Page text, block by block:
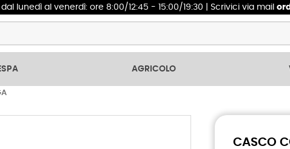
dal lunedì al venerdì: ore 8:00/12:45 - 15:00/19:30 | Scrivici via mail
AGRICOLO
CASCO